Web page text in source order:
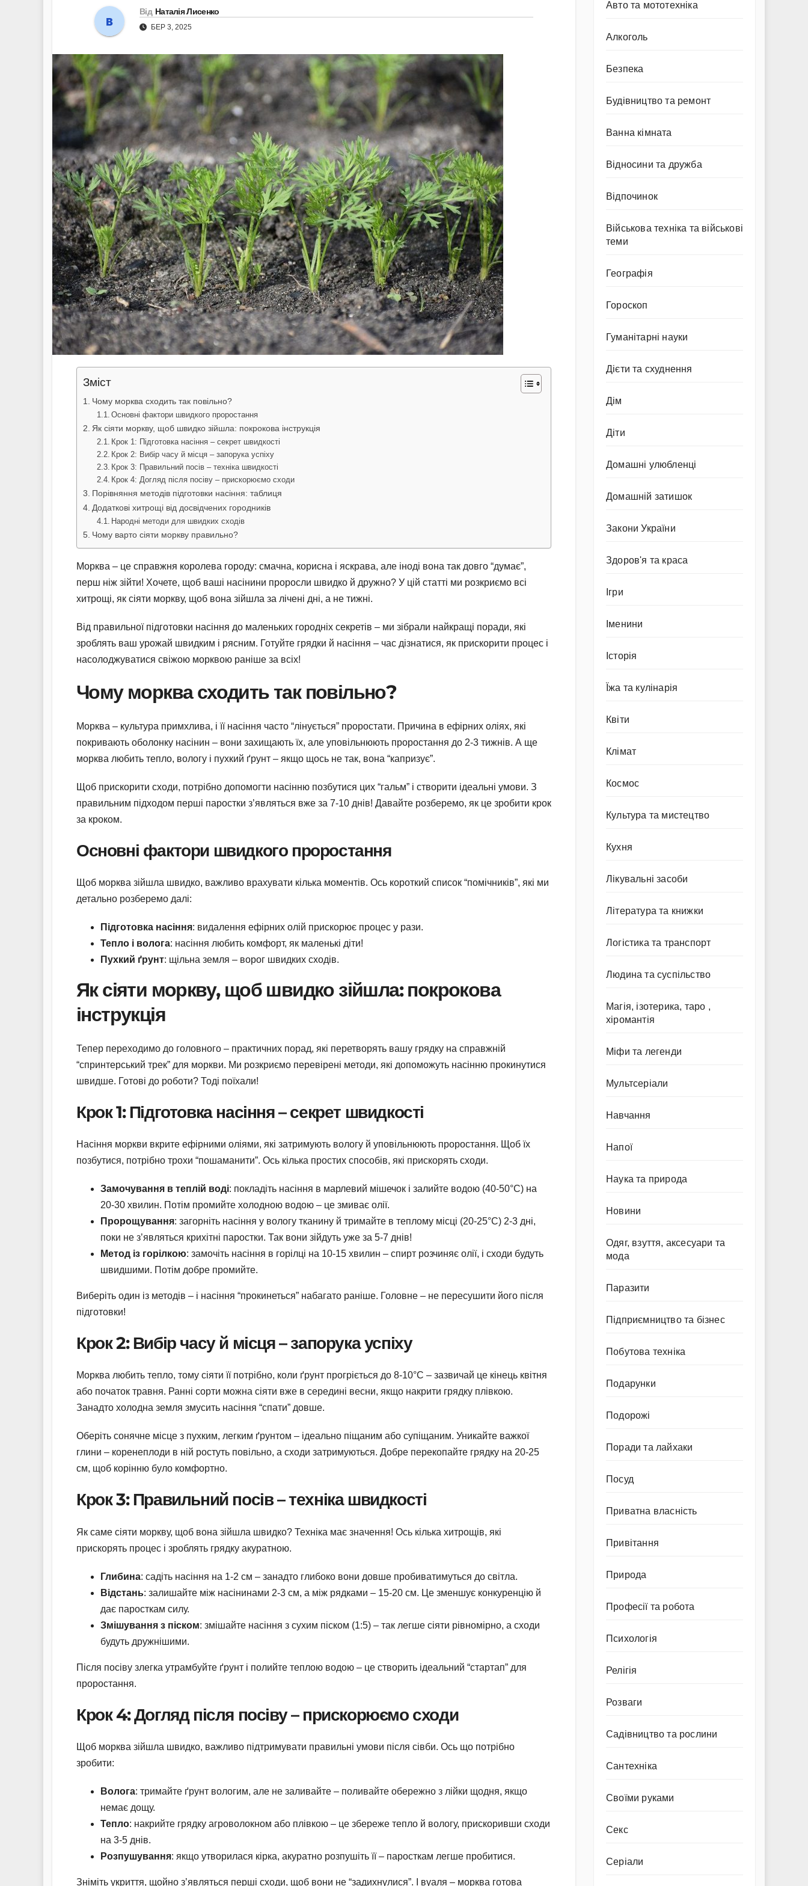
Від Наталія Лисенко
БЕР 3, 2025
Зміст
Чому морква сходить так повільно?
Основні фактори швидкого проростання
Як сіяти моркву, щоб швидко зійшла: покрокова інструкція
Крок 1: Підготовка насіння – секрет швидкості
Крок 2: Вибір часу й місця – запорука успіху
Крок 3: Правильний посів – техніка швидкості
Крок 4: Догляд після посіву – прискорюємо сходи
Порівняння методів підготовки насіння: таблиця
Додаткові хитрощі від досвідчених городників
Народні методи для швидких сходів
Чому варто сіяти моркву правильно?
Морква – це справжня королева городу: смачна, корисна і яскрава, але іноді вона так довго “думає”,
перш ніж зійти! Хочете, щоб ваші насінини проросли швидко й дружно? У цій статті ми розкриємо всі
хитрощі, як сіяти моркву, щоб вона зійшла за лічені дні, а не тижні.
Від правильної підготовки насіння до маленьких городніх секретів – ми зібрали найкращі поради, які
зроблять ваш урожай швидким і рясним. Готуйте грядки й насіння – час дізнатися, як прискорити процес і
насолоджуватися свіжою морквою раніше за всіх!
Чому морква сходить так повільно?
Морква – культура примхлива, і її насіння часто “лінується” проростати. Причина в ефірних оліях, які
покривають оболонку насінин – вони захищають їх, але уповільнюють проростання до 2-3 тижнів. А ще
морква любить тепло, вологу і пухкий ґрунт – якщо щось не так, вона “капризує”.
Щоб прискорити сходи, потрібно допомогти насінню позбутися цих “гальм” і створити ідеальні умови. З
правильним підходом перші паростки з’являться вже за 7-10 днів! Давайте розберемо, як це зробити крок
за кроком.
Основні фактори швидкого проростання
Щоб морква зійшла швидко, важливо врахувати кілька моментів. Ось короткий список “помічників”, які ми
детально розберемо далі:
Підготовка насіння: видалення ефірних олій прискорює процес у рази.
Тепло і волога: насіння любить комфорт, як маленькі діти!
Пухкий ґрунт: щільна земля – ворог швидких сходів.
Як сіяти моркву, щоб швидко зійшла: покрокова
інструкція
Тепер переходимо до головного – практичних порад, які перетворять вашу грядку на справжній
“спринтерський трек” для моркви. Ми розкриємо перевірені методи, які допоможуть насінню прокинутися
швидше. Готові до роботи? Тоді поїхали!
Крок 1: Підготовка насіння – секрет швидкості
Насіння моркви вкрите ефірними оліями, які затримують вологу й уповільнюють проростання. Щоб їх
позбутися, потрібно трохи “пошаманити”. Ось кілька простих способів, які прискорять сходи.
Замочування в теплій воді: покладіть насіння в марлевий мішечок і залийте водою (40-50°C) на
20-30 хвилин. Потім промийте холодною водою – це змиває олії.
Пророщування: загорніть насіння у вологу тканину й тримайте в теплому місці (20-25°C) 2-3 дні,
поки не з’являться крихітні паростки. Так вони зійдуть уже за 5-7 днів!
Метод із горілкою: замочіть насіння в горілці на 10-15 хвилин – спирт розчиняє олії, і сходи будуть
швидшими. Потім добре промийте.
Виберіть один із методів – і насіння “прокинеться” набагато раніше. Головне – не пересушити його після
підготовки!
Крок 2: Вибір часу й місця – запорука успіху
Морква любить тепло, тому сіяти її потрібно, коли ґрунт прогріється до 8-10°C – зазвичай це кінець квітня
або початок травня. Ранні сорти можна сіяти вже в середині весни, якщо накрити грядку плівкою.
Занадто холодна земля змусить насіння “спати” довше.
Оберіть сонячне місце з пухким, легким ґрунтом – ідеально піщаним або супіщаним. Уникайте важкої
глини – коренеплоди в ній ростуть повільно, а сходи затримуються. Добре перекопайте грядку на 20-25
см, щоб корінню було комфортно.
Крок 3: Правильний посів – техніка швидкості
Як саме сіяти моркву, щоб вона зійшла швидко? Техніка має значення! Ось кілька хитрощів, які
прискорять процес і зроблять грядку акуратною.
Глибина: садіть насіння на 1-2 см – занадто глибоко вони довше пробиватимуться до світла.
Відстань: залишайте між насінинами 2-3 см, а між рядками – 15-20 см. Це зменшує конкуренцію й
дає паросткам силу.
Змішування з піском: змішайте насіння з сухим піском (1:5) – так легше сіяти рівномірно, а сходи
будуть дружнішими.
Після посіву злегка утрамбуйте ґрунт і полийте теплою водою – це створить ідеальний “стартап” для
проростання.
Крок 4: Догляд після посіву – прискорюємо сходи
Щоб морква зійшла швидко, важливо підтримувати правильні умови після сівби. Ось що потрібно
зробити:
Волога: тримайте ґрунт вологим, але не заливайте – поливайте обережно з лійки щодня, якщо
немає дощу.
Тепло: накрийте грядку агроволокном або плівкою – це збереже тепло й вологу, прискоривши сходи
на 3-5 днів.
Розпушування: якщо утворилася кірка, акуратно розпушіть її – паросткам легше пробитися.
Зніміть укриття, щойно з’являться перші сходи, щоб вони не “задихнулися”. І вуаля – морква готова
Авто та мототехніка
Алкоголь
Безпека
Будівництво та ремонт
Ванна кімната
Відносини та дружба
Відпочинок
Військова техніка та військові
теми
Географія
Гороскоп
Гуманітарні науки
Дієти та схуднення
Дім
Діти
Домашні улюбленці
Домашній затишок
Закони України
Здоров'я та краса
Ігри
Іменини
Історія
Їжа та кулінарія
Квіти
Клімат
Космос
Культура та мистецтво
Кухня
Лікувальні засоби
Література та книжки
Логістика та транспорт
Людина та суспільство
Магія, ізотерика, таро ,
хіромантія
Міфи та легенди
Мультсеріали
Навчання
Напої
Наука та природа
Новини
Одяг, взуття, аксесуари та
мода
Паразити
Підприємництво та бізнес
Побутова техніка
Подарунки
Подорожі
Поради та лайхаки
Посуд
Приватна власність
Привітання
Природа
Професії та робота
Психологія
Релігія
Розваги
Садівництво та рослини
Сантехніка
Своїми руками
Секс
Серіали